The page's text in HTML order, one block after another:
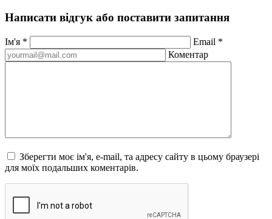
Написати відгук або поставити запитання
Ім'я * Email *
Коментар
Зберегти моє ім'я, e-mail, та адресу сайту в цьому браузері
для моїх подальших коментарів.